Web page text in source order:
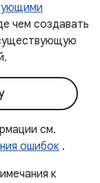
чем создавать
см.
ошибок .
к